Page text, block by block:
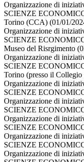
Organizzazione di
SCIENZE
Torino (CCA) (01/01/
Organizzazione di
SCIENZE
Museo del Risrgimento
Organizzazione di
SCIENZE
Torino (presso il
Organizzazione di
SCIENZE
Organizzazione di
SCIENZE
Organizzazione di
SCIENZE
Organizzazione di
SCIENZE
Organizzazione di